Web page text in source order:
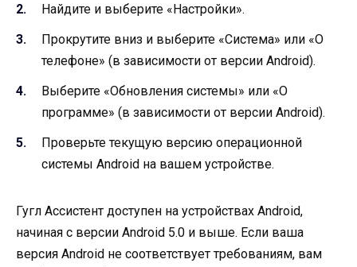
Найдите и выберите «Настройки».
Прокрутите вниз и выберите «Система» или «О
телефоне» (в зависимости от версии Android).
Выберите «Обновления системы» или «О
программе» (в зависимости от версии Android).
Проверьте текущую версию операционной
системы Android на вашем устройстве.
Гугл Ассистент доступен на устройствах Android,
начиная с версии Android 5.0 и выше. Если ваша
версия Android не соответствует требованиям, вам